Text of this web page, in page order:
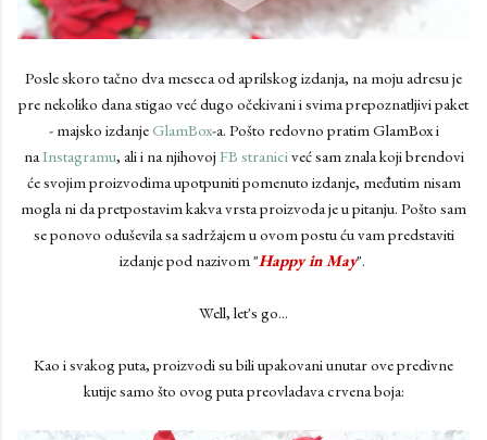
Posle skoro tačno dva meseca od aprilskog izdanja, na moju adresu je
pre nekoliko dana stigao već dugo očekivani i svima prepoznatljivi paket
- majsko izdanjeGlamBox-a. Pošto redovno pratim GlamBox i
naInstagramu, ali i na njihovoj FB straniciveć sam znala koji brendovi
će svojim proizvodima upotpuniti pomenuto izdanje, međutim nisam
mogla ni da pretpostavim kakva vrsta proizvoda je u pitanju. Pošto sam
se ponovo oduševila sa sadržajem u ovom postu ću vam predstaviti
izdanje pod nazivom "Happy in May".
Well, let's go...
Kao i svakog puta, proizvodi su bili upakovani unutar ove predivne
kutije samo što ovog puta preovladava crvena boja: